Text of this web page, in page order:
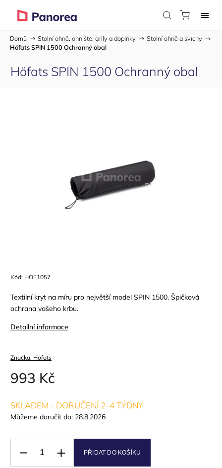
Domů / Stolní ohně, ohniště, grily a doplňky / Stolní ohně a svícny /
Höfats SPIN 1500 Ochranný obal
Höfats SPIN 1500 Ochranný obal
Kód: HOF1057
Textilní kryt na míru pro největší model SPIN 1500. Špičková
ochrana vašeho krbu.
Detailní informace
Značka: Höfats
993 Kč
SKLADEM - DORUČENÍ 2–4 TÝDNY
Můžeme doručit do: 28.8.2026
PŘIDAT DO KOŠÍKU